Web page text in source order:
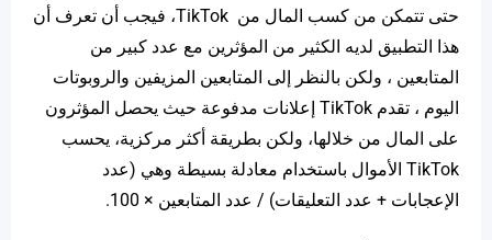
حتى تتمكن من كسب المال من TikTok، فيجب أن تعرف أن
هذا التطبيق لديه الكثير من المؤثرين مع عدد كبير من
المتابعين ، ولكن بالنظر إلى المتابعين المزيفين والروبوتات
اليوم ، تقدم TikTok إعلانات مدفوعة حيث يحصل المؤثرون
على المال من خلالها، ولكن بطريقة أكثر مركزية، يحسب
TikTok الأموال باستخدام معادلة بسيطة وهي (عدد
الإعجابات + عدد التعليقات) / عدد المتابعين × 100.